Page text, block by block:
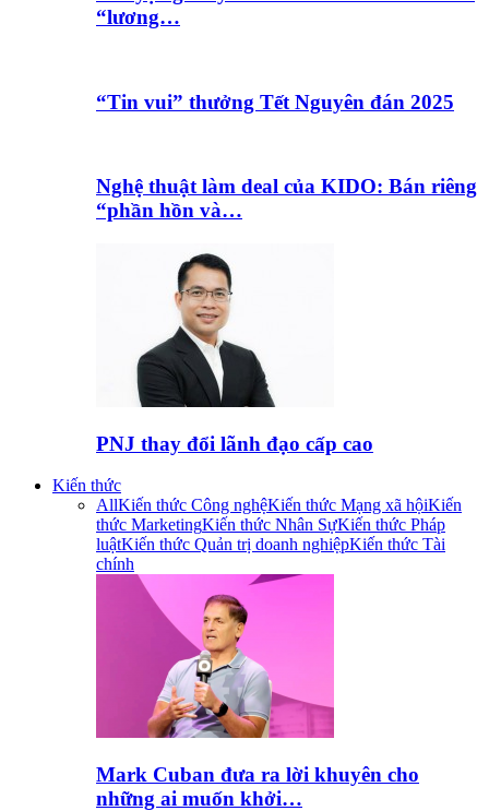
“lương…
“Tin vui” thưởng Tết Nguyên đán 2025
Nghệ thuật làm deal của KIDO: Bán riêng
“phần hồn và…
PNJ thay đổi lãnh đạo cấp cao
Kiến thức
AllKiến thức Công nghệKiến thức Mạng xã hộiKiến
thức MarketingKiến thức Nhân SựKiến thức Pháp
luậtKiến thức Quản trị doanh nghiệpKiến thức Tài
chính
Mark Cuban đưa ra lời khuyên cho
những ai muốn khởi…